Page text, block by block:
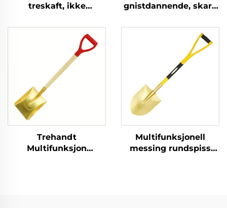
treskaft, ikke
messingkobber, tysk
type, for bruk i
eksplosjonsfarlige
miljøer
gnistdannende, skarp
sleggehammer for
bruk i brennbare og
eksplosive miljøer
Trehandt
Multifunksjon
Multifunksjonell
messing rundspiss